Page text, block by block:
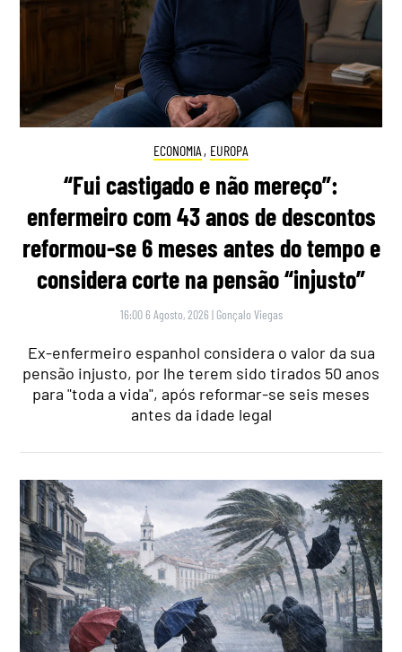
ECONOMIA , EUROPA
“Fui castigado e não mereço”:
enfermeiro com 43 anos de descontos
reformou-se 6 meses antes do tempo e
considera corte na pensão “injusto”
16:00 6 Agosto, 2026 | Gonçalo Viegas
Ex-enfermeiro espanhol considera o valor da sua
pensão injusto, por lhe terem sido tirados 50 anos
para "toda a vida", após reformar-se seis meses
antes da idade legal